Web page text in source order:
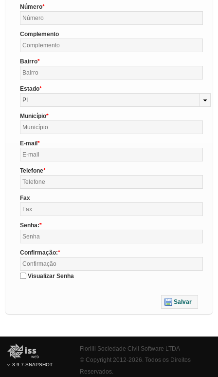
Número
Complemento
Bairro
Estado
PI
Município
E-mail
Telefone
Fax
Senha:
Confirmação:
Visualizar Senha
Salvar
v. 3.9.7-SNAPSHOT
Fiorilli Sociedade Civil Software LTDA
© Copyright 2012-2026. Todos os Direitos
Reservados.